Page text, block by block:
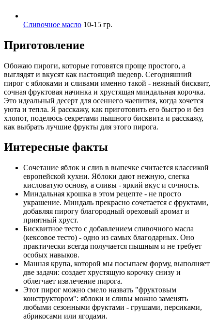
Сливочное масло 10-15 гр.
Приготовление
Обожаю пироги, которые готовятся проще простого, а
выглядят и вкусят как настоящий шедевр. Сегодняшний
пирог с яблоками и сливами именно такой - нежный бисквит,
сочная фруктовая начинка и хрустящая миндальная корочка.
Это идеальный десерт для осеннего чаепития, когда хочется
уюта и тепла. Я расскажу, как приготовить его быстро и без
хлопот, поделюсь секретами пышного бисквита и расскажу,
как выбрать лучшие фрукты для этого пирога.
Интересные факты
Сочетание яблок и слив в выпечке считается классикой
европейской кухни. Яблоки дают нежную, слегка
кисловатую основу, а сливы - яркий вкус и сочность.
Миндальная крошка в этом рецепте - не просто
украшение. Миндаль прекрасно сочетается с фруктами,
добавляя пирогу благородный ореховый аромат и
приятный хруст.
Бисквитное тесто с добавлением сливочного масла
(кексовое тесто) - одно из самых благодарных. Оно
практически всегда получается пышным и не требует
особых навыков.
Манная крупа, которой мы посыпаем форму, выполняет
две задачи: создает хрустящую корочку снизу и
облегчает извлечение пирога.
Этот пирог можно смело назвать "фруктовым
конструктором": яблоки и сливы можно заменять
любыми сезонными фруктами - грушами, персиками,
абрикосами или ягодами.